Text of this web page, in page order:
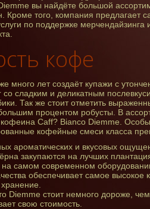
вы найдёте большой
Кроме того, компания предлагает
по поддержке мерчендайзинга
кофе
много лет создаёт купажи с
сладким и деликатным
Так же стоит отметить
процентом робусты. В
кофеина Caff? Bianco Diemme.
кофейные смеси класса
ароматических и вкусовых
закупаются на лучших
самом современном
обеспечивает самое высокое
Diemme стоит немного дороже,
свою стоимость.